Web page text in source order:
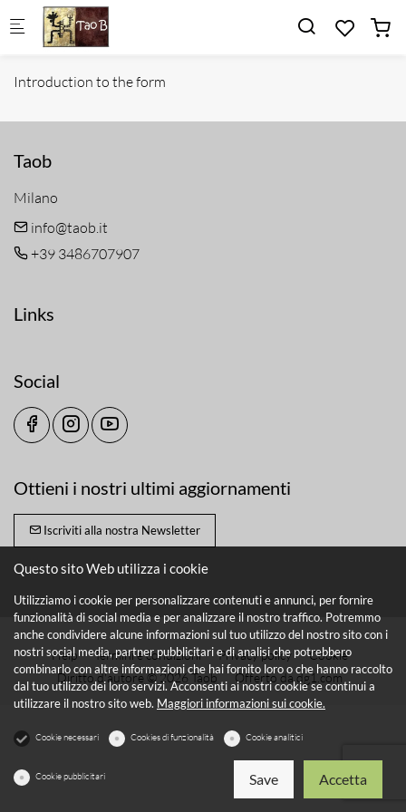
Skip to main content
Introduction to the form
Taob
Milano
info@taob.it
+39 3486707907
Links
Social
Ottieni i nostri ultimi aggiornamenti
Iscriviti alla nostra Newsletter
Help Termini e condizioni Privacy policy
Cookie
Diritto d'autore © 2026 Taob
Offerto da dg1.com
Questo sito Web utilizza i cookie
Utilizziamo i cookie per personalizzare contenuti e annunci, per fornire
funzionalità di social media e per analizzare il nostro traffico. Potremmo
anche condividere alcune informazioni sul tuo utilizzo del nostro sito con i
nostri social media, partner pubblicitari e di analisi che potrebbero
combinarlo con altre informazioni che hai fornito loro o che hanno raccolto
dal tuo utilizzo dei loro servizi. Acconsenti ai nostri cookie se continui a
utilizzare il nostro sito web. Maggiori informazioni sui cookie.
Cookie necessari Cookies di funzionalità Cookie analitici
Cookie pubblicitari Accetta
Save